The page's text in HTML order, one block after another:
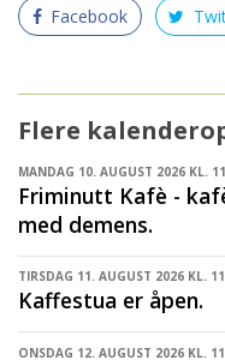
Facebook
Flere
MANDAG 10. AUGUST 2026 KL.
Friminutt Kafè -
med demens.
TIRSDAG 11. AUGUST 2026 KL.
Kaffestua er åpen.
ONSDAG 12. AUGUST 2026 KL.